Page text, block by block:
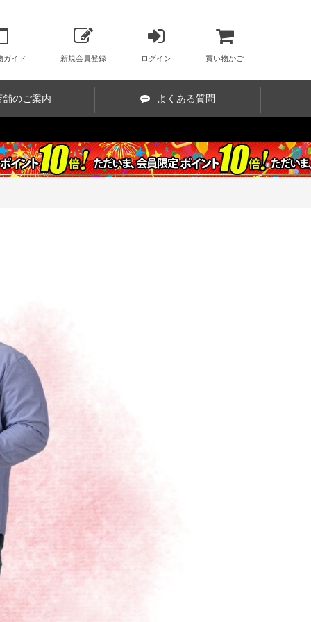
ガイド 新規会員登録 ログイン 買い物かご
舗のご案内 よくある質問